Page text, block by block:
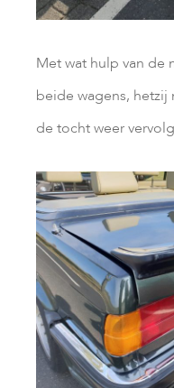
Met wat hulp van de
beide wagens, hetzij
de tocht weer